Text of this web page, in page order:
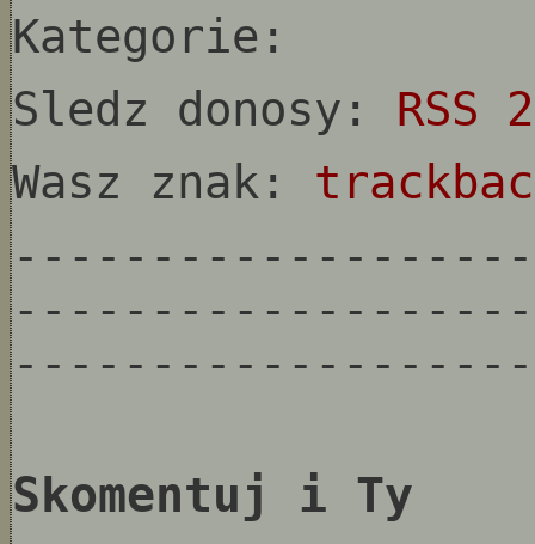
Kategorie:
Sledz donosy: RSS
Wasz znak:
Skomentuj i Ty